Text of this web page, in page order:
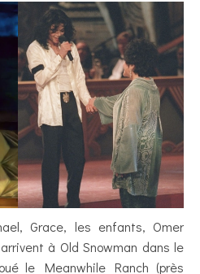
Grace, les enfants, Omer
à Old Snowman dans le
le Meanwhile Ranch (près